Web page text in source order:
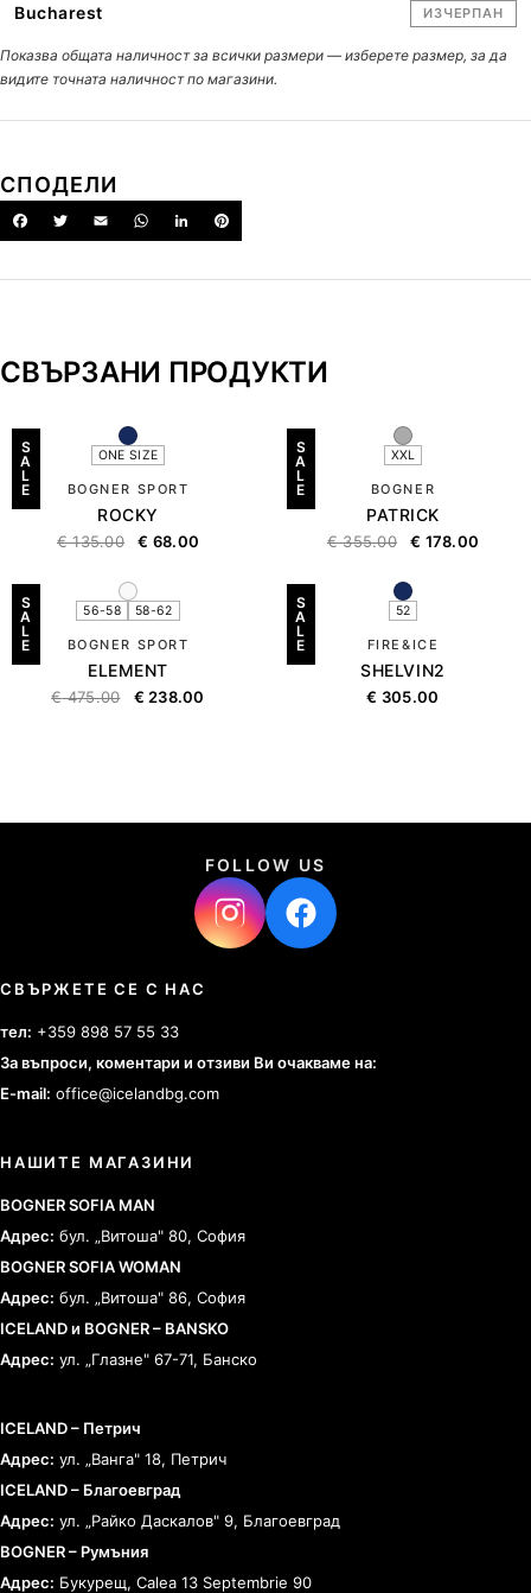
Bucharest ИЗЧЕРПАН
Показва общата наличност за всички размери — изберете размер, за да
видите точната наличност по магазини.
СПОДЕЛИ
СВЪРЗАНИ ПРОДУКТИ
S
A
L
E
ONE SIZE
BOGNER SPORT
ROCKY
€135.00 € 68.00
S
A
L
E
XXL
BOGNER
PATRICK
€355.00 € 178.00
S
A
L
E
56-58 58-62
BOGNER SPORT
ELEMENT
€475.00 € 238.00
S
A
L
E
52
FIRE&ICE
SHELVIN2
€ 305.00
FOLLOW US
СВЪРЖЕТЕ СЕ С НАС
тел: +359 898 57 55 33
За въпроси, коментари и отзиви Ви очакваме на:
E-mail: office@icelandbg.com
НАШИТЕ МАГАЗИНИ
BOGNER SOFIA MAN
Адрес: бул. „Витоша" 80, София
BOGNER SOFIA WOMAN
Адрес: бул. „Витоша" 86, София
ICELAND и BOGNER – BANSKO
Адрес: ул. „Глазне" 67-71, Банско
ICELAND – Петрич
Адрес: ул. „Ванга" 18, Петрич
ICELAND – Благоевград
Адрес: ул. „Райко Даскалов" 9, Благоевград
BOGNER – Румъния
Адрес: Букурещ, Calea 13 Septembrie 90